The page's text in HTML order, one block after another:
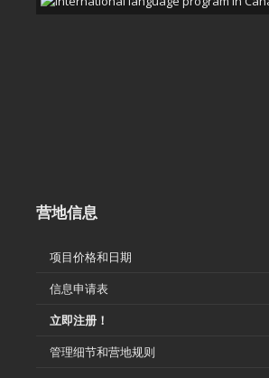
营地信息
项目价格和日期
信息申请表
立即注册！
管理细节和营地规则